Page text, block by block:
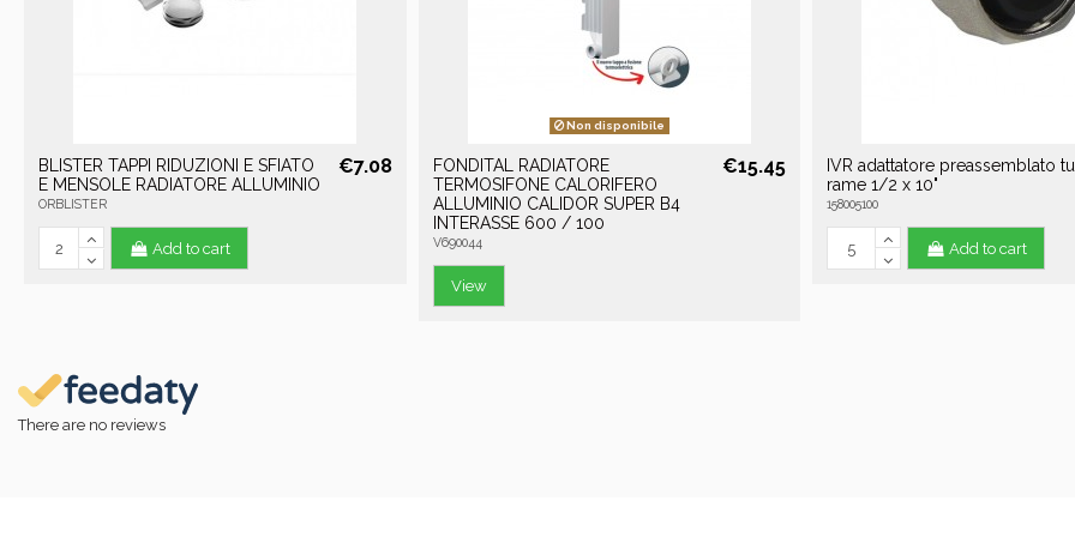
BLISTER TAPPI RIDUZIONI E SFIATO
E MENSOLE RADIATORE ALLUMINIO
ORBLISTER
€7.08
Add to cart
Non disponibile
FONDITAL RADIATORE
TERMOSIFONE CALORIFERO
ALLUMINIO CALIDOR SUPER B4
INTERASSE 600 / 100
V690044
€15.45
View
IVR adattatore preassemblato
rame 1/2 x 10"
158005100
Add to cart
There are no reviews